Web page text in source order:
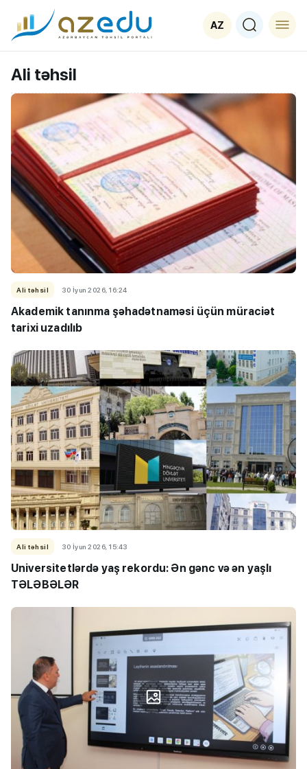
AZ
Ali təhsil
Ali təhsil 30 İyun 2026, 16:24
Akademik tanınma şəhadətnaməsi üçün müraciət
tarixi uzadılıb
Ali təhsil 30 İyun 2026, 15:43
Universitetlərdə yaş rekordu: Ən gənc və ən yaşlı
TƏLƏBƏLƏR